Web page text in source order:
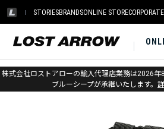
STORIESBRANDSONLINE STORECORPORATE
株式会社ロストアローの輸入代理店業務は2026
ブルーシープが承継いたします。
ホーム > メトリウス > チョーク&チョークバッ